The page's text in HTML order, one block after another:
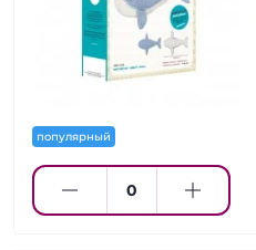
популярный